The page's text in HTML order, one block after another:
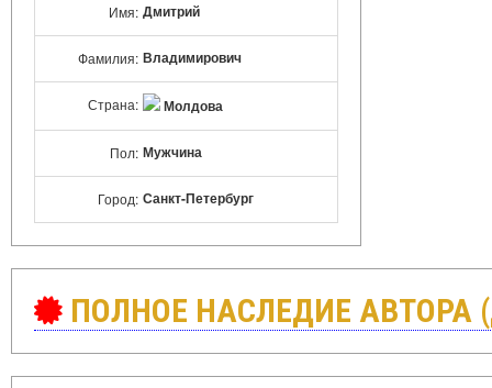
Имя: Дмитрий
Фамилия: Владимирович
Страна: Молдова
Пол: Мужчина
Город: Санкт-Петербург
ПОЛНОЕ НАСЛЕДИЕ